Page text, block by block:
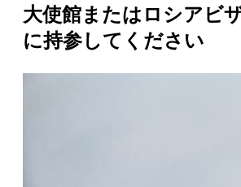
大使館またはロシアビ
に持参してください